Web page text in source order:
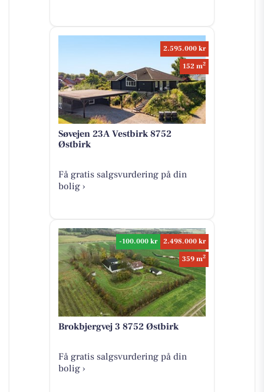
2.595.000 kr
152 m2
Søvejen 23A Vestbirk 8752
Østbirk
Få gratis salgsvurdering på din
bolig ›
-100.000 kr
2.498.000 kr
359 m2
Brokbjergvej 3 8752 Østbirk
Få gratis salgsvurdering på din
bolig ›